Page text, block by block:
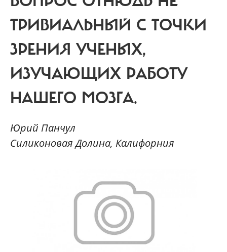
ТРИВИАЛЬНЫЙ С ТОЧКИ
ЗРЕНИЯ УЧЕНЫХ,
ИЗУЧАЮЩИХ РАБОТУ
НАШЕГО МОЗГА.
Юрий Панчул
Силиконовая Долина, Калифорния